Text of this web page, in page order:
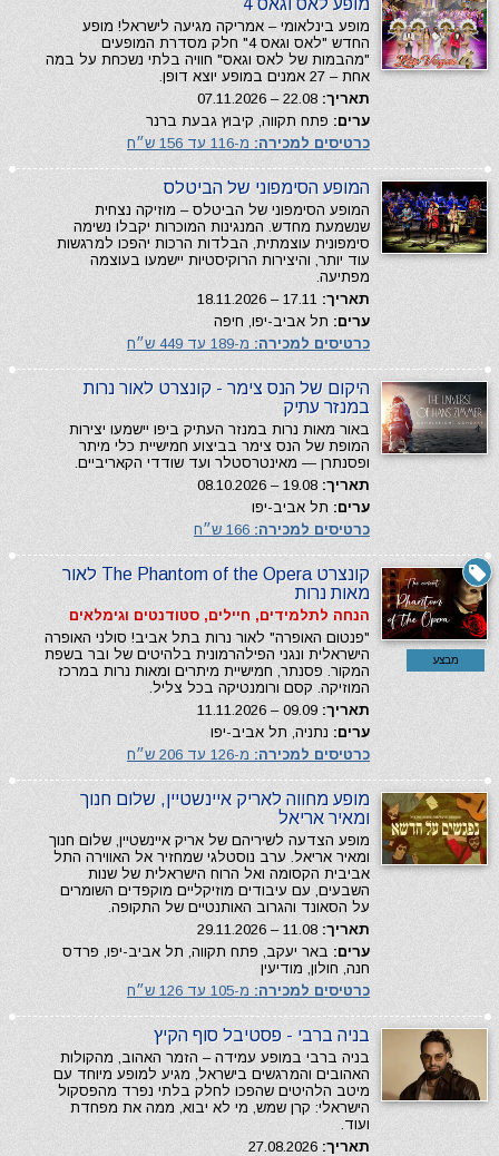
מופע לאס וגאס 4
מופע בינלאומי – אמריקה מגיעה לישראל! מופע
החדש "לאס וגאס 4" חלק מסדרת המופעים
"מהבמות של לאס וגאס" חוויה בלתי נשכחת על במה
אחת – 27 אמנים במופע יוצא דופן.
תאריך:
ערים: פתח תקווה, קיבוץ גבעת ברנר
כרטיסים למכירה: מ-116 עד 156 ש״ח
המופע הסימפוני של הביטלס
המופע הסימפוני של הביטלס – מוזיקה נצחית
שנשמעת מחדש. המנגינות המוכרות יקבלו נשימה
סימפונית עוצמתית, הבלדות הרכות יהפכו למרגשות
עוד יותר, והיצירות הרוקיסטיות יישמעו בעוצמה
מפתיעה.
תאריך:
ערים: תל אביב-יפו, חיפה
כרטיסים למכירה: מ-189 עד 449 ש״ח
היקום של הנס צימר - קונצרט לאור נרות
במנזר עתיק
באור מאות נרות במנזר העתיק ביפו יישמעו יצירות
המופת של הנס צימר בביצוע חמישיית כלי מיתר
ופסנתרן — מאינטרסטלר ועד שודדי הקאריביים.
תאריך:
ערים: תל אביב-יפו
כרטיסים למכירה:
מבצע
קונצרט The Phantom of the Opera לאור
מאות נרות
הנחה לתלמידים, חיילים, סטודנטים וגימלאים
"פנטום האופרה" לאור נרות בתל אביב! סולני האופרה
הישראלית ונגני הפילהרמונית בלהיטים של ובר בשפת
המקור. פסנתר, חמישיית מיתרים ומאות נרות במרכז
המוזיקה. קסם ורומנטיקה בכל צליל.
תאריך:
ערים: נתניה, תל אביב-יפו
כרטיסים למכירה: מ-126 עד 206 ש״ח
מופע מחווה לאריק איינשטיין, שלום חנוך
ומאיר אריאל
מופע הצדעה לשיריהם של אריק איינשטיין, שלום חנוך
ומאיר אריאל. ערב נוסטלגי שמחזיר אל האווירה התל
אביבית הקסומה ואל הרוח הישראלית של שנות
השבעים, עם עיבודים מוזיקליים מוקפדים השומרים
על הסאונד והגרוב האותנטיים של התקופה.
תאריך:
ערים: באר יעקב, פתח תקווה, תל אביב-יפו, פרדס
חנה, חולון, מודיעין
כרטיסים למכירה: מ-105 עד 126 ש״ח
בניה ברבי - פסטיבל סוף הקיץ
בניה ברבי במופע עמידה – הזמר האהוב, מהקולות
האהובים והמרגשים בישראל, מגיע למופע מיוחד עם
מיטב הלהיטים שהפכו לחלק בלתי נפרד מהפסקול
הישראלי: קרן שמש, מי לא יבוא, ממה את מפחדת
ועוד.
תאריך: